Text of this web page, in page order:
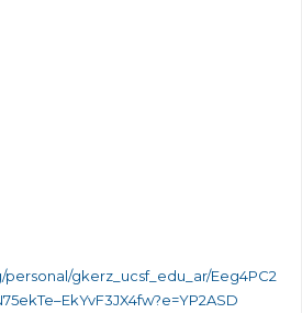
gkerz_ucsf_edu_ar/Eeg4PC2